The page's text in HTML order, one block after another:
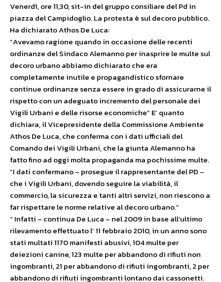
Venerdì, ore 11,30, sit-in del gruppo consiliare del Pd in
piazza del Campidoglio. La protesta è sul decoro pubblico.
Ha dichiarato Athos De Luca:
“Avevamo ragione quando in occasione delle recenti
ordinanze del Sindaco Alemanno per inasprire le multe sul
decoro urbano abbiamo dichiarato che era
completamente inutile e propagandistico sfornare
continue ordinanze senza essere in grado di assicurarne il
rispetto con un adeguato incremento del personale dei
Vigili Urbani e delle risorse economiche” E’ quanto
dichiara, il Vicepresidente della Commissione Ambiente
Athos De Luca, che conferma con i dati ufficiali del
Comando dei Vigili Urbani, che la giunta Alemanno ha
fatto fino ad oggi molta propaganda ma pochissime multe.
“I dati confermano – prosegue il rappresentante del PD –
che i Vigili Urbani, dovendo seguire la viabilità, il
commercio, la sicurezza e tanti altri servizi, non riescono a
far rispettare le norme relative al decoro urbano.”
“ Infatti – continua De Luca – nel 2009 in base all’ultimo
rilevamento effettuato l’ 11 febbraio 2010, in un anno sono
stati multati 1170 manifesti abusivi, 104 multe per
deiezioni canine, 123 multe per abbandono di rifiuti non
ingombranti, 21 per abbandono di rifiuti ingombranti, 2 per
abbandono di rifiuti ingombranti lontano dai cassonetti.